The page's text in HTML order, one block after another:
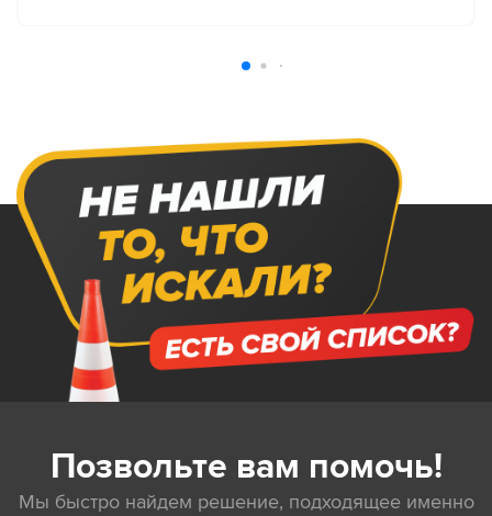
Позвольте вам помочь!
Мы быстро найдем решение, подходящее именно